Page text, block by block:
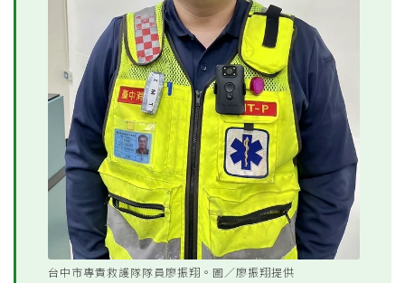
台中市專責救護隊隊員廖振翔。圖／廖振翔提供